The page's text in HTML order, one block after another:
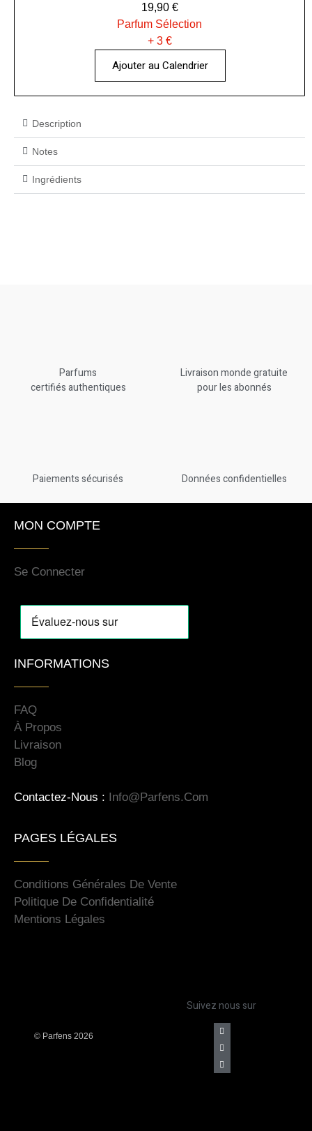
19,90 €
Parfum Sélection
+ 3 €
Ajouter au Calendrier
Description
Notes
Ingrédients
Parfums
certifiés authentiques
Livraison monde gratuite
pour les abonnés
Paiements sécurisés Données confidentielles
MON COMPTE
Se Connecter
INFORMATIONS
FAQ
À Propos
Livraison
Blog
Contactez-Nous : Info@parfens.com
PAGES LÉGALES
Conditions Générales De Vente
Politique De Confidentialité
Mentions Légales
© Parfens 2026
Suivez nous sur